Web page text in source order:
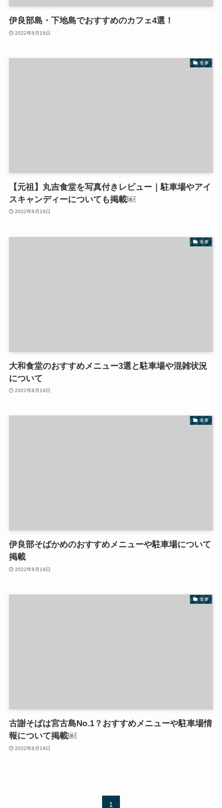
伊良部島・下地島でおすすめのカフェ4選！
2022年8月19日
食事
【元祖】丸吉食堂を写真付きレビュー｜駐車場やアイ
スキャンディーについても掲載￼
2022年8月19日
食事
大和食堂のおすすめメニュー3選と駐車場や混雑状況
について
2022年8月19日
食事
伊良部そばかめのおすすめメニューや駐車場について
掲載
2022年8月19日
食事
古謝そばは宮古島No.1？おすすめメニューや駐車場情
報について掲載￼
2022年8月19日
1